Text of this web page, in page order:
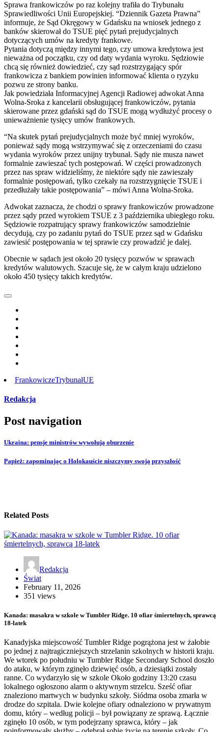
Sprawa frankowiczów po raz kolejny trafiła do Trybunału
Sprawiedliwości Unii Europejskiej. “Dziennik Gazeta Prawna”
informuje, że Sąd Okręgowy w Gdańsku na wniosek jednego z
banków skierował do TSUE pięć pytań prejudycjalnych
dotyczących umów na kredyty frankowe.
Pytania dotyczą między innymi tego, czy umowa kredytowa jest
nieważna od początku, czy od daty wydania wyroku. Sędziowie
chcą się również dowiedzieć, czy sąd rozstrzygający spór
frankowicza z bankiem powinien informować klienta o ryzyku
pozwu ze strony banku.
Jak powiedziała Informacyjnej Agencji Radiowej adwokat Anna
Wolna-Sroka z kancelarii obsługującej frankowiczów, pytania
skierowane przez gdański sąd do TSUE mogą wydłużyć procesy o
unieważnienie tysięcy umów frankowych.
“Na skutek pytań prejudycjalnych może być mniej wyroków,
ponieważ sądy mogą wstrzymywać się z orzeczeniami do czasu
wydania wyroków przez unijny trybunał. Sądy nie musza nawet
formalnie zawieszać tych postępowań. W części prowadzonych
przez nas spraw widzieliśmy, że niektóre sądy nie zawieszały
formalnie postępowań, tylko czekały na rozstrzygnięcie TSUE i
przedłużały takie postępowania” – mówi Anna Wolna-Sroka.
Adwokat zaznacza, że chodzi o sprawy frankowiczów prowadzone
przez sądy przed wyrokiem TSUE z 3 października ubiegłego roku.
Sędziowie rozpatrujący sprawy frankowiczów samodzielnie
decydują, czy po zadaniu pytań do TSUE przez sąd w Gdańsku
zawiesić postępowania w tej sprawie czy prowadzić je dalej.
Obecnie w sądach jest około 20 tysięcy pozwów w sprawach
kredytów walutowych. Szacuje się, że w całym kraju udzielono
około 450 tysięcy takich kredytów.
FrankowiczeTrybunałUE
Redakcja
Post navigation
Ukraina: pensje ministrów wywołują oburzenie
Papież: zapominając o Holokauście niszczymy swoją przyszłość
Related Posts
Redakcja
Świat
February 11, 2026
351 views
Kanada: masakra w szkole w Tumbler Ridge. 10 ofiar śmiertelnych, sprawcą
18-latek
Kanadyjska miejscowość Tumbler Ridge pogrążona jest w żałobie
po jednej z najtragiczniejszych strzelanin szkolnych w historii kraju.
We wtorek po południu w Tumbler Ridge Secondary School doszło
do ataku, w którym zginęło dziewięć osób, a dziesiątki zostały
ranne. Co wydarzyło się w szkole Około godziny 13:20 czasu
lokalnego ogłoszono alarm o aktywnym strzelcu. Sześć ofiar
znaleziono martwych w budynku szkoły. Siódma osoba zmarła w
drodze do szpitala. Dwie kolejne ofiary odnaleziono w prywatnym
domu, który – według policji – był powiązany ze sprawą. Łącznie
zginęło 10 osób, w tym podejrzany sprawca, który – jak